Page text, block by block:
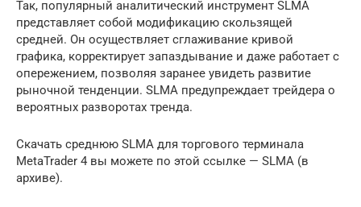
Так, популярный аналитический инструмент SLMA
представляет собой модификацию скользящей
средней. Он осуществляет сглаживание кривой
графика, корректирует запаздывание и даже работает с
опережением, позволяя заранее увидеть развитие
рыночной тенденции. SLMA предупреждает трейдера о
вероятных разворотах тренда.
Скачать среднюю SLMA для торгового терминала
MetaTrader 4 вы можете по этой ссылке — SLMA (в
архиве).